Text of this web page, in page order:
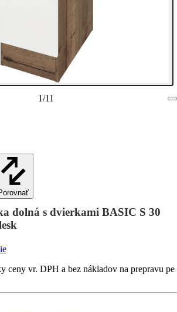
1/11
dolná s dvierkami BASIC S 30
ceny vr. DPH a bez nákladov na prepravu pe